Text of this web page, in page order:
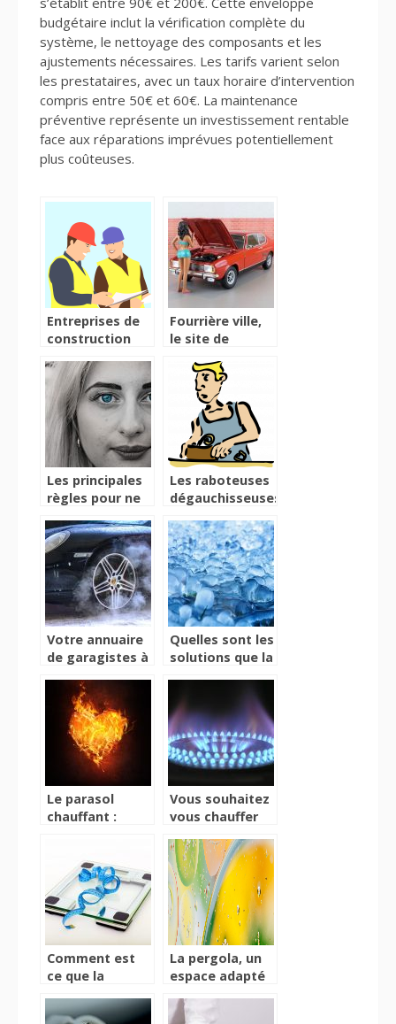
budgétaire inclut la vérification complète du
système, le nettoyage des composants et les
ajustements nécessaires. Les tarifs varient selon
les prestataires, avec un taux horaire d’intervention
compris entre 50€ et 60€. La maintenance
préventive représente un investissement rentable
face aux réparations imprévues potentiellement
plus coûteuses.
Entreprises de
construction
Fourrière ville,
le site de
Les principales
règles pour ne
cicatrices
d’acné
Les raboteuses
dégauchisseuses,
bons plans
Votre annuaire
de garagistes à
Quelles sont les
solutions que la
offrent pour
soigner les
douleurs du
corps ?
Le parasol
chauffant :
normes de
sécurité
Vous souhaitez
vous chauffer
Jettez un coup
d’œil à ce
réchaud
innovant
Comment est
ce que la
connectée
La pergola, un
espace adapté
moments de